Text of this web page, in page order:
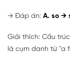
→ Đáp án: A. so →
Giải thích: Cấu trúc
là cụm danh từ "a